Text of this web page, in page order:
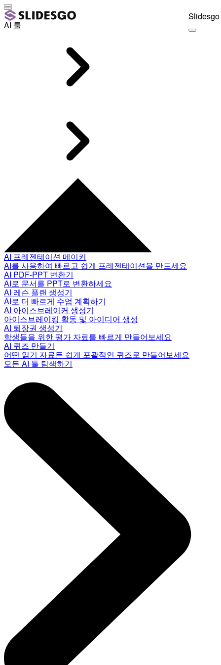
AI 툴
AI 프레젠테이션 메이커
AI를 사용하여 빠르고 쉽게 프레젠테이션을 만드세요
AI PDF-PPT 변환기
AI로 문서를 PPT로 변환하세요
AI 레슨 플랜 생성기
AI로 더 빠르게 수업 계획하기
AI 아이스브레이커 생성기
아이스브레이킹 활동 및 아이디어 생성
AI 퇴장권 생성기
학생들을 위한 평가 자료를 빠르게 만들어보세요
AI 퀴즈 만들기
어떤 읽기 자료든 쉽게 포괄적인 퀴즈로 만들어보세요
모든 AI 툴 탐색하기